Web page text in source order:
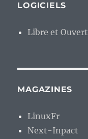
LOGICIELS
Libre et Ouvert
MAGAZINES
LinuxFr
Next-Inpact